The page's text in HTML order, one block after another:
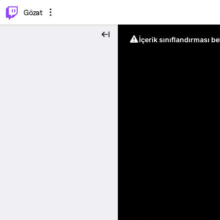
Gözat
İçerik sınıflandırması